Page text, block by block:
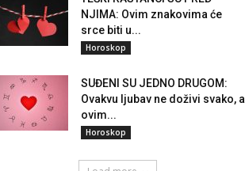
NJIMA: Ovim znakovima će
srce biti u...
Horoskop
SUĐENI SU JEDNO DRUGOM:
Ovakvu ljubav ne doživi svako, a
ovim...
Horoskop